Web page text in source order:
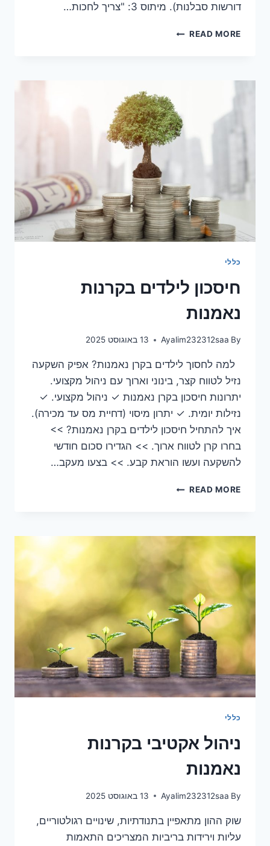
דורשות סבלנות). מיתוס 3: "צריך לחכות…
READ MORE
כללי
חיסכון לילדים בקרנות
נאמנות
By
Ayalim232312saa 13 באוגוסט 2025
למה לחסוך לילדים בקרן נאמנות? אפיק השקעה
נזיל לטווח קצר, בינוני וארוך עם ניהול מקצועי.
יתרונות חיסכון בקרן נאמנות ✓ ניהול מקצועי. ✓
נזילות יומית. ✓ יתרון מיסוי (דחיית מס עד מכירה).
איך להתחיל חיסכון לילדים בקרן נאמנות? >>
בחרו קרן לטווח ארוך. >> הגדירו סכום חודשי
להשקעה ועשו הוראת קבע. >> בצעו מעקב…
READ MORE
כללי
ניהול אקטיבי בקרנות
נאמנות
By
Ayalim232312saa 13 באוגוסט 2025
שוק ההון מתאפיין בתנודתיות, שינויים רגולטוריים,
עליות וירידות בריביות המצריכים התאמות